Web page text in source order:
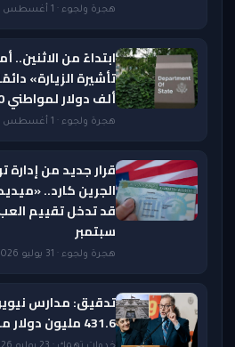
هجرة ولجوء · 1 أغسطس 2026 — 12:51 PM
ابتداءً من
ألف دولار لمواطني 50 دولة
هجرة ولجوء · 1 أغسطس 2026 — 9:23 AM
قرار جديد من إدارة
الجرين كارد..
سبتمبر
هجرة ولجوء · 31 يوليو 2026 — 8:19 AM
تدقيق: مدارس
431.6 مليون دولار من «ميديكيد